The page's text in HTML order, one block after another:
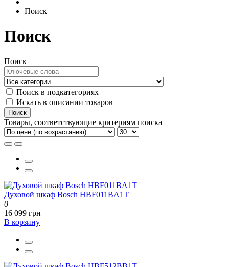
Поиск
Поиск
Поиск
Поиск в подкатегориях
Искать в описании товаров
Товары, соответствующие критериям поиска
Духовой шкаф Bosch HBF011BA1T
0
16 099 грн
В корзину